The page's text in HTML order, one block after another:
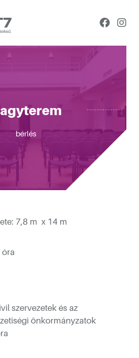
bérlés
7,8 m x 14 m
óra
szervezetek és az
önkormányzatok